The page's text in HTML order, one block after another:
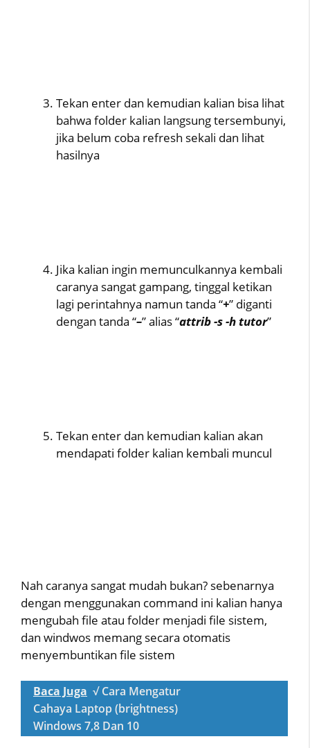
Tekan enter dan kemudian kalian bisa lihat
bahwa folder kalian langsung tersembunyi,
jika belum coba refresh sekali dan lihat
hasilnya
Jika kalian ingin memunculkannya kembali
caranya sangat gampang, tinggal ketikan
lagi perintahnya namun tanda “+” diganti
dengan tanda “–” alias “attrib -s -h tutor”
Tekan enter dan kemudian kalian akan
mendapati folder kalian kembali muncul
Nah caranya sangat mudah bukan? sebenarnya
dengan menggunakan command ini kalian hanya
mengubah file atau folder menjadi file sistem,
dan windwos memang secara otomatis
menyembuntikan file sistem
Baca Juga √ Cara Mengatur
Cahaya Laptop (brightness)
Windows 7,8 Dan 10